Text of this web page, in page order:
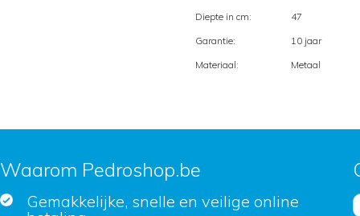
Diepte in cm:
47
Garantie:
10 jaar
Materiaal:
Metaal
Waarom Pedroshop.be
Gemakkelijke, snelle en veilige online